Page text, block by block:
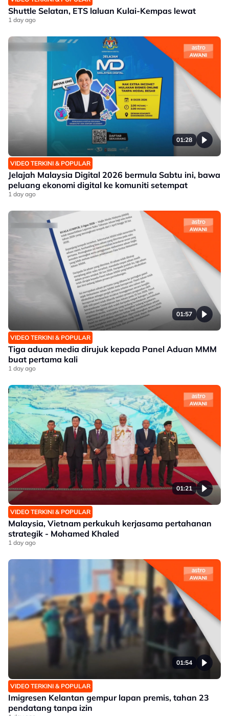
Shuttle Selatan, ETS laluan Kulai-Kempas lewat
1 day ago
01:28
VIDEO TERKINI & POPULAR
Jelajah Malaysia Digital 2026 bermula Sabtu ini, bawa
peluang ekonomi digital ke komuniti setempat
1 day ago
01:57
VIDEO TERKINI & POPULAR
Tiga aduan media dirujuk kepada Panel Aduan MMM
buat pertama kali
1 day ago
01:21
VIDEO TERKINI & POPULAR
Malaysia, Vietnam perkukuh kerjasama pertahanan
strategik - Mohamed Khaled
1 day ago
01:54
VIDEO TERKINI & POPULAR
Imigresen Kelantan gempur lapan premis, tahan 23
pendatang tanpa izin